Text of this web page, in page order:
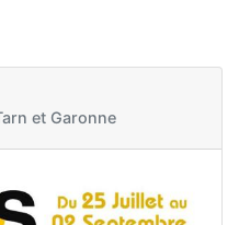
et Garonne